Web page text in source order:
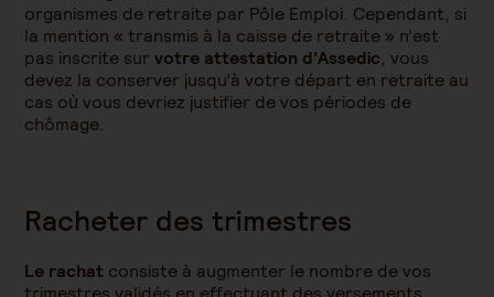
organismes de retraite par Pôle Emploi. Cependant, si
la mention « transmis à la caisse de retraite » n’est
pas inscrite sur votre attestation d’Assedic, vous
devez la conserver jusqu’à votre départ en retraite au
cas où vous devriez justifier de vos périodes de
chômage.
Racheter des trimestres
Le rachat consiste à augmenter le nombre de vos